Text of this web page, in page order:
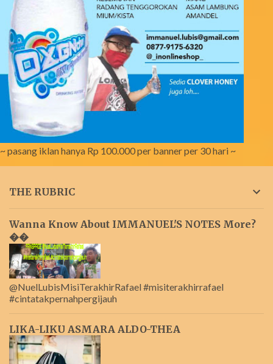
~ pasang iklan hanya Rp 100.000 per banner per 30 hari ~
THE RUBRIC
Wanna Know About IMMANUEL'S NOTES More?
��
@NuelLubisMisiTerakhirRafael #misiterakhirrafael
#cintatakpernahpergijauh
LIKA-LIKU ASMARA ALDO-THEA